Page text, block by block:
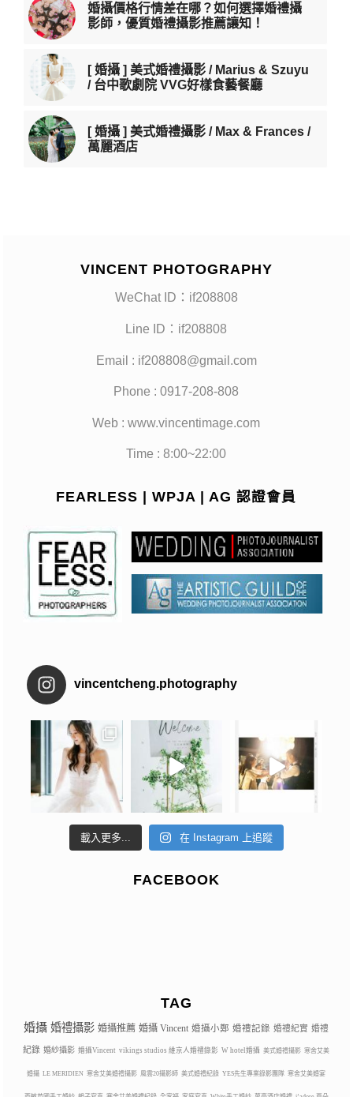
婚攝價格行情差在哪？如何選擇婚禮攝
影師，優質婚禮攝影推薦讓知！
[ 婚攝 ] 美式婚禮攝影 / Marius & Szuyu
/ 台中歌劇院 VVG好樣食藝餐廳
[ 婚攝 ] 美式婚禮攝影 / Max & Frances /
萬麗酒店
VINCENT PHOTOGRAPHY
WeChat ID：if208808
Line ID：if208808
Email : if208808@gmail.com
Phone : 0917-208-808
Web : www.vincentimage.com
Time : 8:00~22:00
FEARLESS | WPJA | AG 認證會員
vincentcheng.photography
載入更多... 在 Instagram 上追蹤
FACEBOOK
TAG
婚攝 婚禮攝影 婚攝推薦 婚攝 Vincent 婚攝小鄭 婚禮記錄 婚禮紀實 婚禮
紀錄 婚紗攝影 婚攝Vincent vikings studios 維京人婚禮錄影 W hotel婚攝 美式婚禮攝影 寒舍艾美
婚攝 LE MERIDIEN 寒舍艾美婚禮攝影 風雲20攝影師 美式婚禮紀錄 YES先生專業錄影團隊 寒舍艾美婚宴